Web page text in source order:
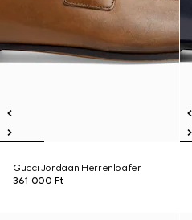
Gucci Jordaan Herrenloafer
361 000 Ft